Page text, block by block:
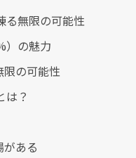
る無限の可能性
）の魅力
の可能性
は？
ある